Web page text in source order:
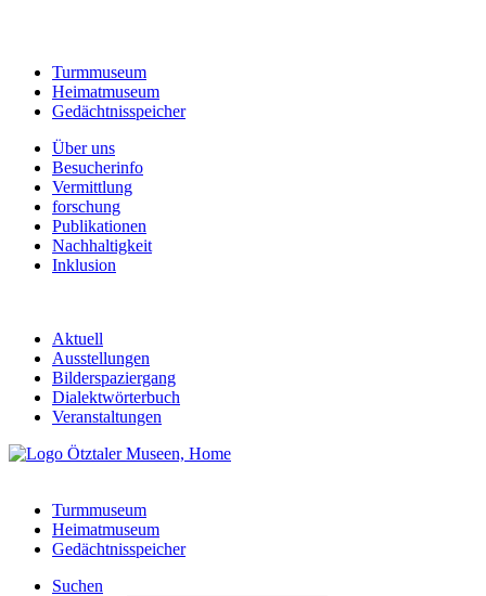
Turmmuseum
Heimatmuseum
Gedächtnisspeicher
Über uns
Besucherinfo
Vermittlung
forschung
Publikationen
Nachhaltigkeit
Inklusion
Aktuell
Ausstellungen
Bilderspaziergang
Dialektwörterbuch
Veranstaltungen
Turmmuseum
Heimatmuseum
Gedächtnisspeicher
Suchen